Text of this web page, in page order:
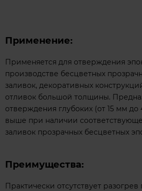
П​рименение:​
Применяется для отверждения
производстве бесцветных
заливок, декоративных
отливок большой толщины.
отверждения глубоких (от 15 мм
выше при наличии
заливок прозрачных бесцветных
Преимущества​:
Практически отсутствует